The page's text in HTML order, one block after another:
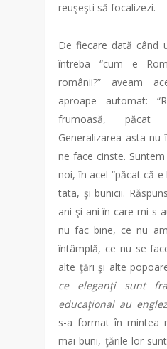
reuşeşti să focalizezi.
De fiecare dată când
întreba “cum e
românii?” aveam
aproape automat:
frumoasă,
Generalizarea asta
ne face cinste.
noi, în acel “păcat că e
tata, şi bunicii.
ani şi ani în care mi s-
nu fac bine, ce nu
întâmplă, ce nu se
alte ţări şi alte
ce eleganţi sunt
educaţional au
s-a format în mintea
mai buni, ţările lor